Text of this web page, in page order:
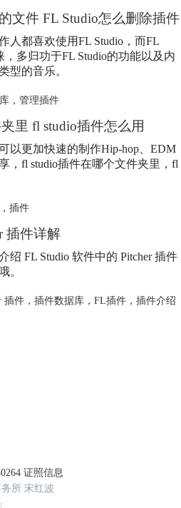
文件 FL Studio怎么删除插件
人都喜欢使用FL Studio，而FL
多归功于FL Studio的功能以及内
型的音乐。
， 管理插件
里 fl studio插件怎么用
以更加快速的制作Hip-hop、EDM
，fl studio插件在哪个文件夹里，fl
插件
插件详解
绍 FL Studio 软件中的 Pitcher 插件
。
插件， 插件数据库， FL插件， 插件介绍
证照信息
所 宋红波